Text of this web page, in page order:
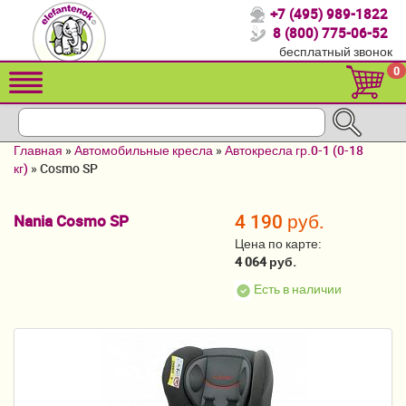
Спасибо, что выбрали нас!
Распродажа!
Детские коляски
Кроватки для новорожденных
Постельные принадлежности
+7 (495) 989-1822
8 (800) 775-06-52
бесплатный звонок
0
Главная »Автомобильные кресла »Автокресла гр.0-1 (0-18
кг) »Cosmo SP
Nania Cosmo SP 4 190 руб.
Цена по карте:
4 064 руб.
Есть в наличии